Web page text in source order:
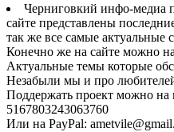
Черниговкий инфо-медиа
сайте представлены
так же все самые актуальные
Конечно же на сайте можно
Актуальные темы которые
Незабыли мы и про
Поддержать проект можно на
5167803243063760
Или на PayPal: